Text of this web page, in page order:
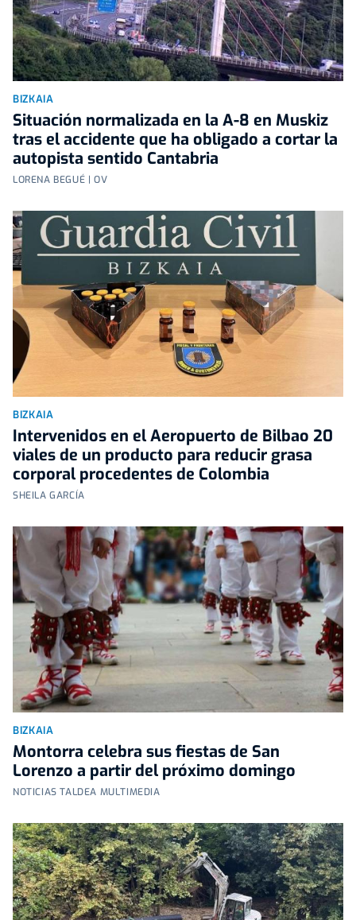
BIZKAIA
Situación normalizada en la A-8 en Muskiz
tras el accidente que ha obligado a cortar la
autopista sentido Cantabria
LORENA BEGUÉ | OV
BIZKAIA
Intervenidos en el Aeropuerto de Bilbao 20
viales de un producto para reducir grasa
corporal procedentes de Colombia
SHEILA GARCÍA
BIZKAIA
Montorra celebra sus fiestas de San
Lorenzo a partir del próximo domingo
NOTICIAS TALDEA MULTIMEDIA